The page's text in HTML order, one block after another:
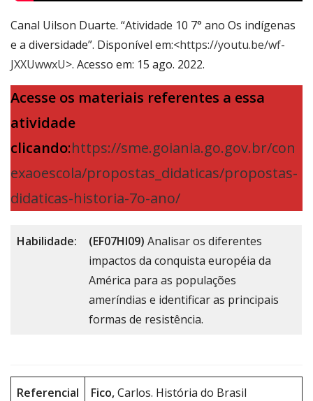
Canal Uilson Duarte. “Atividade 10 7° ano Os indígenas
e a diversidade”. Disponível em:<https://youtu.be/wf-
JXXUwwxU>. Acesso em: 15 ago. 2022.
Acesse os materiais referentes a essa
atividade
clicando:https://sme.goiania.go.gov.br/con
exaoescola/propostas_didaticas/propostas-
didaticas-historia-7o-ano/
Habilidade: (EF07HI09) Analisar os diferentes
impactos da conquista européia da
América para as populações
ameríndias e identificar as principais
formas de resistência.
Referencial
Fico,Carlos. História do Brasil